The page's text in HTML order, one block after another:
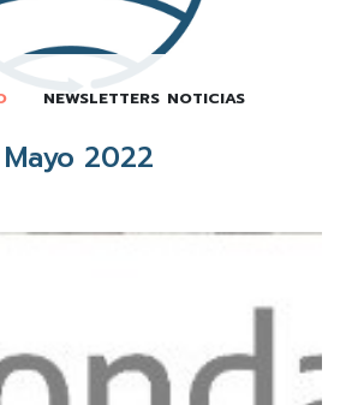
NEWSLETTERS NOTICIAS
2022